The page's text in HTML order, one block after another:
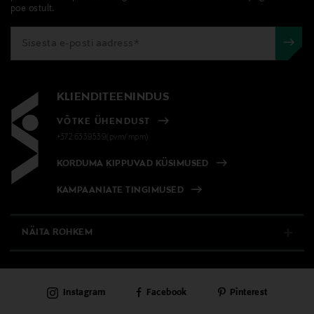
hoolikalt.
Juuksetüüp
Normaalsetele juustele
Kategooria
Šampoon
Dualsenses
E-POE TAGASTUSED
poe ostult.
KLIENDITEENINDUS
VÕTKE ÜHENDUST
+372 6339539(pvm/mpm)
KORDUMA KIPPUVAD KÜSIMUSED
KAMPAANIATE TINGIMUSED
NÄITA ROHKEM
PÜSIKLIENDITEENINDUS
Instagram Facebook Pinterest